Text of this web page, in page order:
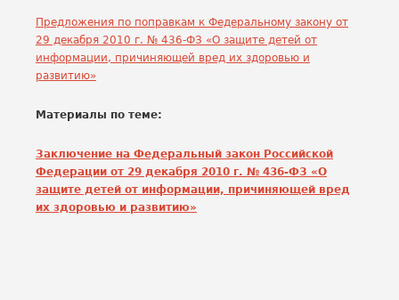
Предложения по поправкам к Федеральному закону от
29 декабря 2010 г. № 436-ФЗ «О защите детей от
информации, причиняющей вред их здоровью и
развитию»
Материалы по теме:
Заключение на Федеральный закон Российской
Федерации от 29 декабря 2010 г. № 436-ФЗ «О
защите детей от информации, причиняющей вред
их здоровью и развитию»